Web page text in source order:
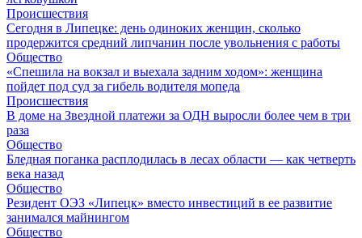
Происшествия
Сегодня в Липецке: день одиноких женщин, сколько
продержится средний липчанин после увольнения с работы
Общество
«Спешила на вокзал и выехала задним ходом»: женщина
пойдет под суд за гибель водителя мопеда
Происшествия
В доме на Звездной платежи за ОДН выросли более чем в три
раза
Общество
Бледная поганка расплодилась в лесах области — как четверть
века назад
Общество
Резидент ОЭЗ «Липецк» вместо инвестиций в ее развитие
занимался майнингом
Общество